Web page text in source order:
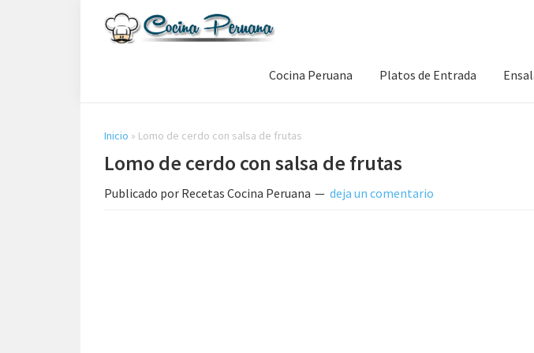
de
Comida
Peruana
Cocina Peruana Platos de Entrada
Inicio » Lomo de cerdo con salsa de frutas
Lomo de cerdo con salsa de frutas
Publicado por Recetas Cocina Peruana deja un comentario